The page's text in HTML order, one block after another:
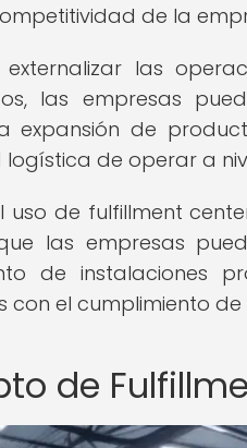
de la
las
las empresas
expansión de
de operar a
uso de fulfillment
las empresas
de instalaciones
con el cumplimiento
de